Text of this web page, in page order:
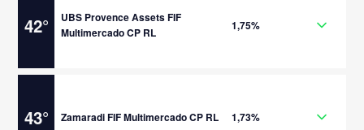
42°
UBS Provence Assets FIF
Multimercado CP RL
1,75%
43° Zamaradi FIF Multimercado CP RL 1,73%